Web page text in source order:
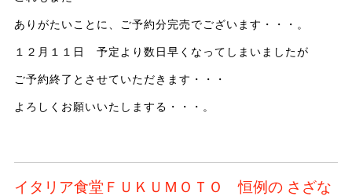
ありがたいことに、ご予約分完売でございます・・・。
１２月１１日 予定より数日早くなってしまいましたが
ご予約終了とさせていただきます・・・
よろしくお願いいたしまする・・・。
イタリア食堂ＦＵＫＵＭＯＴＯ 恒例の さざな